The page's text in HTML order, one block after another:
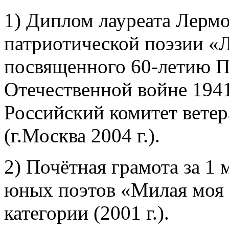
1) Диплом лауреата
патриотической поэзии
посвященного 60-летию
Отечественной войне
Российский комитет
(г.Москва 2004 г.).
2) Почётная грамота за 1
юных поэтов «Милая моя
категории (2001 г.).